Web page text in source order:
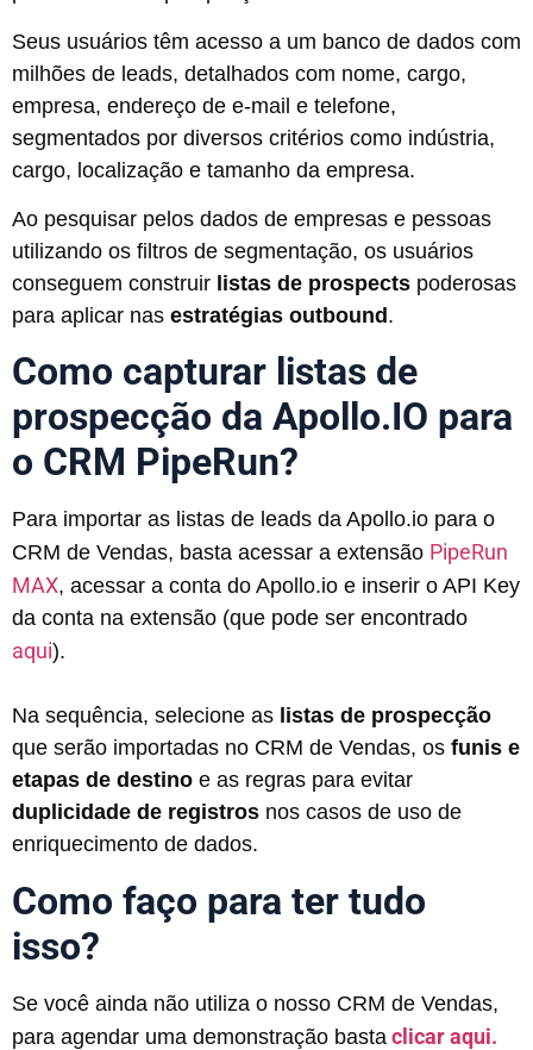
Seus usuários têm acesso a um banco de dados com
milhões de leads, detalhados com nome, cargo,
empresa, endereço de e-mail e telefone,
segmentados por diversos critérios como indústria,
cargo, localização e tamanho da empresa.
Ao pesquisar pelos dados de empresas e pessoas
utilizando os filtros de segmentação, os usuários
conseguem construir listas de prospects poderosas
para aplicar nas estratégias outbound.
Como capturar listas de
prospecção da Apollo.IO para
o CRM PipeRun?
Para importar as listas de leads da Apollo.io para o
CRM de Vendas, basta acessar a extensão PipeRun
MAX, acessar a conta do Apollo.io e inserir o API Key
da conta na extensão (que pode ser encontrado
aqui).
Na sequência, selecione as listas de prospecção
que serão importadas no CRM de Vendas, os funis e
etapas de destino e as regras para evitar
duplicidade de registros nos casos de uso de
enriquecimento de dados.
Como faço para ter tudo
isso?
Se você ainda não utiliza o nosso CRM de Vendas,
para agendar uma demonstração basta clicar aqui.